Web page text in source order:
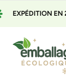
EN 24H